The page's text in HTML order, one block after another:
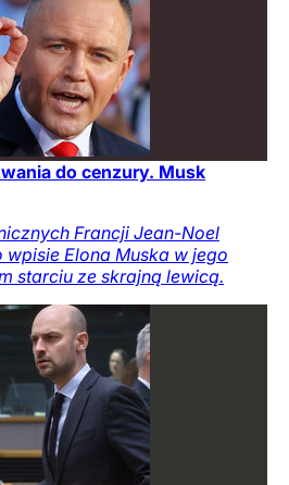
do cenzury. Musk
Francji Jean-Noel
wpisie Elona Muska w jego
starciu ze skrajną lewicą.